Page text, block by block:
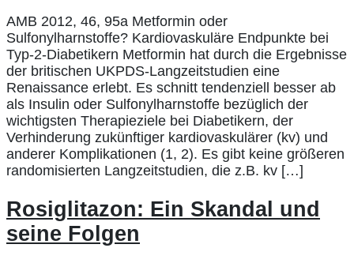
AMB 2012, 46, 95a Metformin oder
Sulfonylharnstoffe? Kardiovaskuläre Endpunkte bei
Typ-2-Diabetikern Metformin hat durch die Ergebnisse
der britischen UKPDS-Langzeitstudien eine
Renaissance erlebt. Es schnitt tendenziell besser ab
als Insulin oder Sulfonylharnstoffe bezüglich der
wichtigsten Therapieziele bei Diabetikern, der
Verhinderung zukünftiger kardiovaskulärer (kv) und
anderer Komplikationen (1, 2). Es gibt keine größeren
randomisierten Langzeitstudien, die z.B. kv […]
Rosiglitazon: Ein Skandal und
seine Folgen